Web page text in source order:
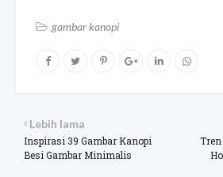
gambar kanopi
Tren
Lebih lama
Inspirasi 39 Gambar Kanopi
Besi Gambar Minimalis